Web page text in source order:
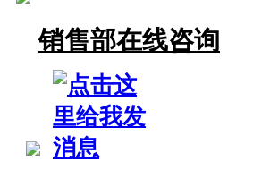
销售部在线咨询